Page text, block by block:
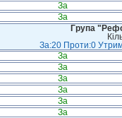
За
За
Група
За:20 Проти:0
За
За
За
За
За
За